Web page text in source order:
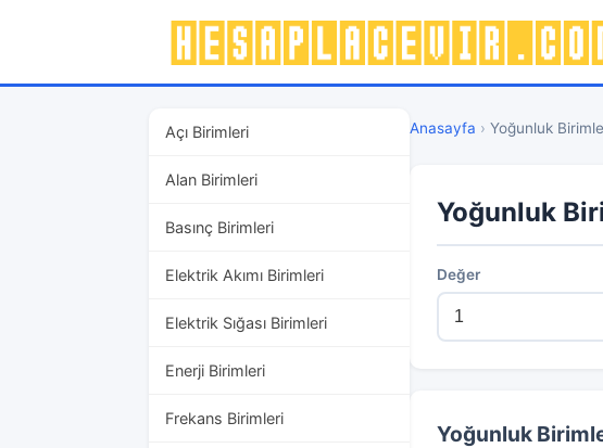
Açı Birimleri
Alan Birimleri
Basınç Birimleri
Elektrik Akımı Birimleri
Elektrik Sığası Birimleri
Enerji Birimleri
Frekans Birimleri
Anasayfa › Yoğunluk
Yoğunluk
Değer
Yoğunluk